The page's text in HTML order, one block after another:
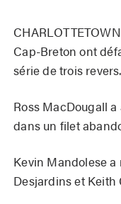
Cap-Breton ont
série de trois revers.
Ross MacDougall
dans un filet
Kevin Mandolese
Desjardins et Keith